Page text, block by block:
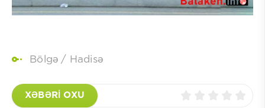
Bölgə / Hadisə
XƏBƏRİ OXU